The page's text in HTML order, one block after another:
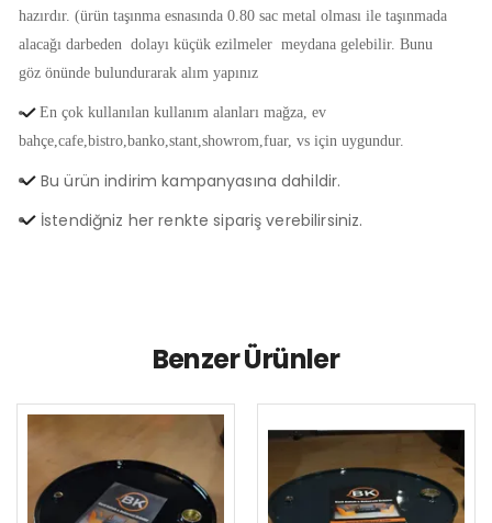
hazırdır. (ürün taşınma esnasında 0.80 sac metal olması ile taşınmada
alacağı darbeden dolayı küçük ezilmeler meydana gelebilir. Bunu
göz önünde bulundurarak alım yapınız
En çok kullanılan kullanım alanları mağza, ev
bahçe,cafe,bistro,banko,stant,showrom,fuar, vs için uygundur.
Bu ürün indirim kampanyasına dahildir.
İstendiğniz her renkte sipariş verebilirsiniz.
Benzer Ürünler